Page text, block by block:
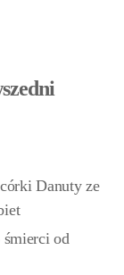
Danuty ze
śmierci od